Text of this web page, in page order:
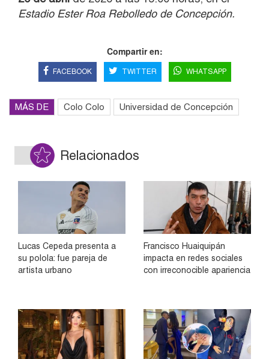
Estadio Ester Roa Rebolledo de Concepción.
Compartir en:
FACEBOOK TWITTER WHATSAPP
MÁS DE Colo Colo Universidad de Concepción
Relacionados
Lucas Cepeda presenta a
su polola: fue pareja de
artista urbano
Francisco Huaiquipán
impacta en redes sociales
con irreconocible apariencia